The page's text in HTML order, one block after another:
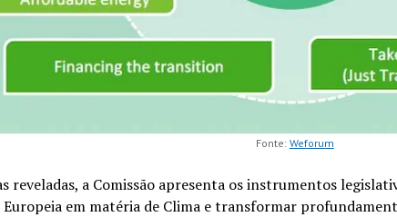
Fonte: Weforum
reveladas, a Comissão apresenta os instrumentos
Europeia em matéria de Clima e transformar